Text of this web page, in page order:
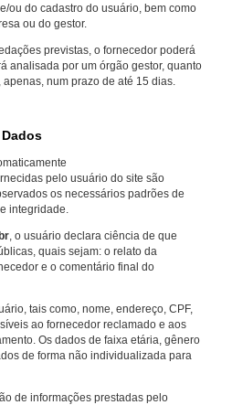
ou do cadastro do usuário, bem como
ou do gestor.
previstas, o fornecedor poderá
analisada por um órgão gestor, quanto
num prazo de até 15 dias.
pelo usuário do site são
os necessários padrões de
integridade.
, o usuário declara ciência de que
quais sejam: o relato da
e o comentário final do
tais como, nome, endereço, CPF,
ao fornecedor reclamado e aos
Os dados de faixa etária, gênero
de forma não individualizada para
de informações prestadas pelo